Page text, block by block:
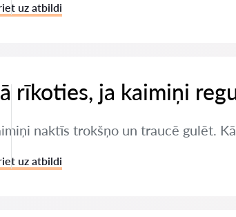
uz atbildi
rīkoties, ja kaimiņi
naktīs trokšņo un traucē gulēt.
uz atbildi